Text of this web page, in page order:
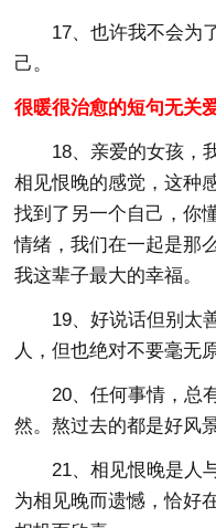
17、也许我不会为了
己。
很暖很治愈的短句无关
18、亲爱的女孩，我
相见恨晚的感觉，这种
找到了另一个自己，你
情绪，我们在一起是那
我这辈子最大的幸福。
19、好说话但别太善
人，但也绝对不要毫无
20、任何事情，总有
然。熬过去的都是好风景
21、相见恨晚是人与
为相见晚而遗憾，恰好